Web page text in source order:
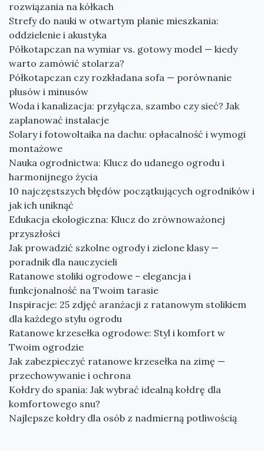
rozwiązania na kółkach
Strefy do nauki w otwartym planie mieszkania:
oddzielenie i akustyka
Półkotapczan na wymiar vs. gotowy model — kiedy
warto zamówić stolarza?
Półkotapczan czy rozkładana sofa — porównanie
plusów i minusów
Woda i kanalizacja: przyłącza, szambo czy sieć? Jak
zaplanować instalacje
Solary i fotowoltaika na dachu: opłacalność i wymogi
montażowe
Nauka ogrodnictwa: Klucz do udanego ogrodu i
harmonijnego życia
10 najczęstszych błędów początkujących ogrodników i
jak ich uniknąć
Edukacja ekologiczna: Klucz do zrównoważonej
przyszłości
Jak prowadzić szkolne ogrody i zielone klasy —
poradnik dla nauczycieli
Ratanowe stoliki ogrodowe – elegancja i
funkcjonalność na Twoim tarasie
Inspiracje: 25 zdjęć aranżacji z ratanowym stolikiem
dla każdego stylu ogrodu
Ratanowe krzesełka ogrodowe: Styl i komfort w
Twoim ogrodzie
Jak zabezpieczyć ratanowe krzesełka na zimę —
przechowywanie i ochrona
Kołdry do spania: Jak wybrać idealną kołdrę dla
komfortowego snu?
Najlepsze kołdry dla osób z nadmierną potliwością